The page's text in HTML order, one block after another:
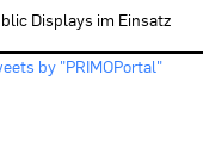
Displays im Einsatz
by "PRIMOPortal"